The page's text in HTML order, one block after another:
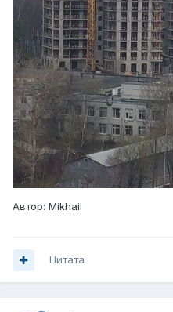
Автор: Mikhail
Цитата